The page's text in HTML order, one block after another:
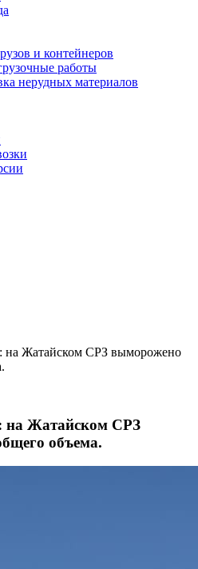
и контейнеров
работы
нерудных материалов
на Жатайском СРЗ выморожено
на Жатайском СРЗ
объема.